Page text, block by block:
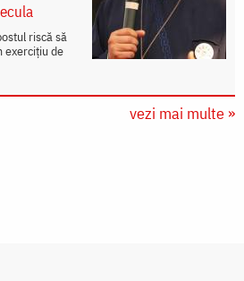
riscă să
exercițiu de
vezi mai multe »